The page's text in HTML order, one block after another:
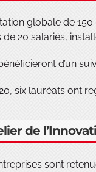
globale de
de 20 salariés,
d’un
six lauréats ont
de
sont